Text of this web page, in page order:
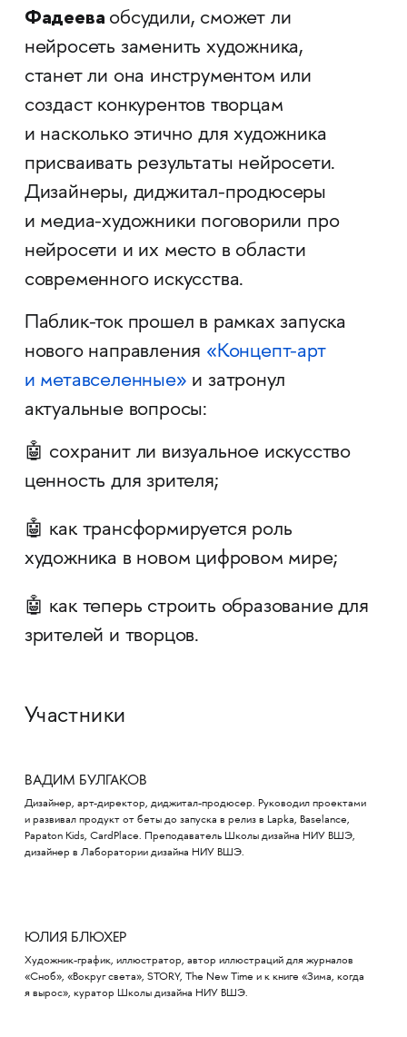
Фадеева обсудили, сможет ли
нейросеть заменить художника,
станет ли она инструментом или
создаст конкурентов творцам
и насколько этично для художника
присваивать результаты нейросети.
Дизайнеры, диджитал-продюсеры
и медиа-художники поговорили про
нейросети и их место в области
современного искусства.
Паблик-ток прошел в рамках запуска
нового направления «Концепт-арт
и метавселенные» и затронул
актуальные вопросы:
🤖 сохранит ли визуальное искусство
ценность для зрителя;
🤖 как трансформируется роль
художника в новом цифровом мире;
🤖 как теперь строить образование для
зрителей и творцов.
Участники
ВАДИМ БУЛГАКОВ
Дизайнер, арт-директор, диджитал-продюсер. Руководил проектами
и развивал продукт от беты до запуска в релиз в Lapka, Baselance,
Papaton Kids, CardPlace. Преподаватель Школы дизайна НИУ ВШЭ,
дизайнер в Лаборатории дизайна НИУ ВШЭ.
ЮЛИЯ БЛЮХЕР
Художник-график, иллюстратор, автор иллюстраций для журналов
«Сноб», «Вокруг света», STORY, The New Time и к книге «Зима, когда
я вырос», куратор Школы дизайна НИУ ВШЭ.